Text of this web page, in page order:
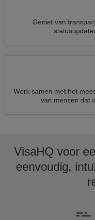
Geniet van
Werk samen met het
van mensen dat
VisaHQ voor
eenvoudig,